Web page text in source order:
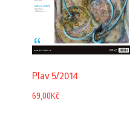
Plav 5/2014
69,00Kč